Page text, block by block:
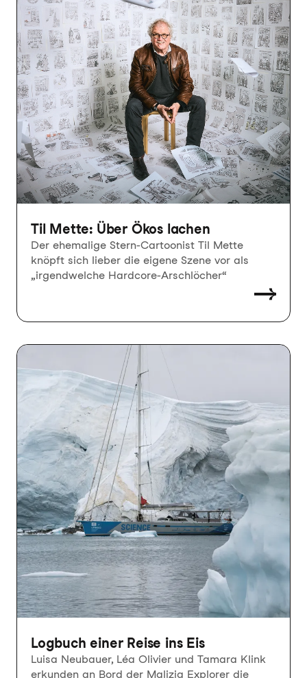
Til Mette: Über Ökos lachen
Der ehemalige Stern-Cartoonist Til Mette
knöpft sich lieber die eigene Szene vor als
„irgendwelche Hardcore-Arschlöcher“
Logbuch einer Reise ins Eis
Luisa Neubauer, Léa Olivier und Tamara Klink
erkunden an Bord der Malizia Explorer die